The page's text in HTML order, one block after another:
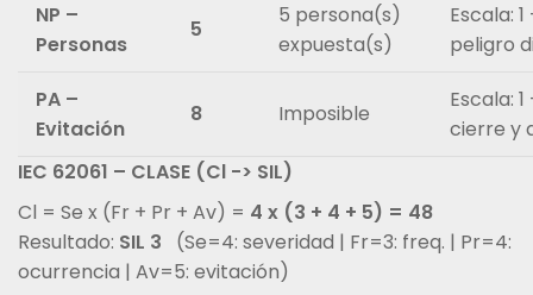
NP –
Personas
5
5 persona(s)
expuesta(s)
Escala:
peligro
PA –
Evitación
8 Imposible
Escala:
cierre y
IEC 62061 – CLASE (Cl -> SIL)
Cl = Se x (Fr + Pr + Av) = 4 x (3 + 4 + 5) = 48
Resultado: SIL 3 (Se=4: severidad | Fr=3: freq. | Pr=4:
ocurrencia | Av=5: evitación)